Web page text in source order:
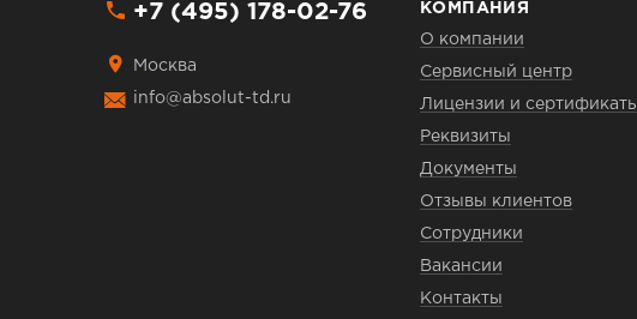
+7 (495) 178-02-76
Москва
info@absolut-td.ru
КОМПАНИЯ
О компании
Сервисный центр
Лицензии и сертификаты
Реквизиты
Документы
Отзывы клиентов
Сотрудники
Вакансии
Контакты